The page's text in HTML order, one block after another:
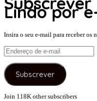
Lindo por
Insira o seu e-mail para receber os
Endereço
de
e-
mail
Subscrever
Join 118K other subscribers